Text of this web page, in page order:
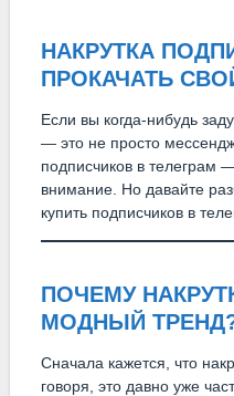
НАКРУТКА
ПРОКАЧАТЬ
Если вы когда-нибудь
— это не просто
подписчиков в телеграм
внимание. Но давайте
купить подписчиков в
ПОЧЕМУ
МОДНЫЙ
Сначала кажется, что
говоря, это давно уже